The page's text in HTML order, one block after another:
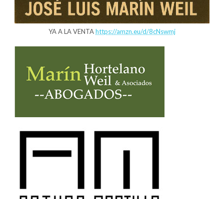
YA A LA VENTAhttps://amzn.eu/d/8cNswmj